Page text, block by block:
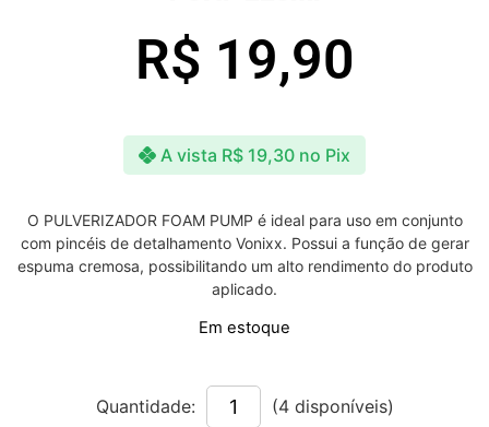
R$ 19,90
A vista R$ 19,30 no Pix
O PULVERIZADOR FOAM PUMP é ideal para uso em conjunto
com pincéis de detalhamento Vonixx. Possui a função de gerar
espuma cremosa, possibilitando um alto rendimento do produto
aplicado.
Em estoque
Quantidade: (4 disponíveis)